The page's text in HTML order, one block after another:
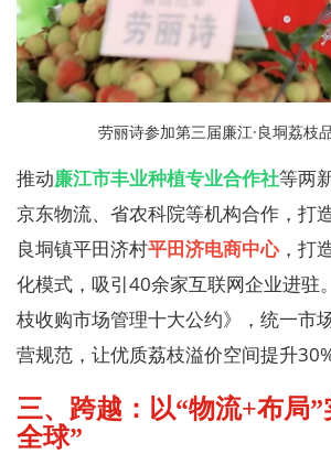
劳丽诗参加第三届廉江·良垌荔枝
推动廉江市丰业种植专业合作社等两
京东物流、省农科院等机构合作，打
良垌镇平田济村平田济电商中心，打
化模式，吸引40余家互联网企业进驻
枝收购市场管理十大公约》，统一市
营规范，让优质荔枝溢价空间提升30%
三、跨越：以“物流+布局
全球”